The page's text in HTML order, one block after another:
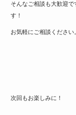
そんなご相談も大歓迎
す！
お気軽にご相談ください
次回もお楽しみに！